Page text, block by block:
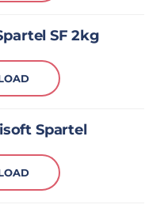
SF 2kg
Spartel